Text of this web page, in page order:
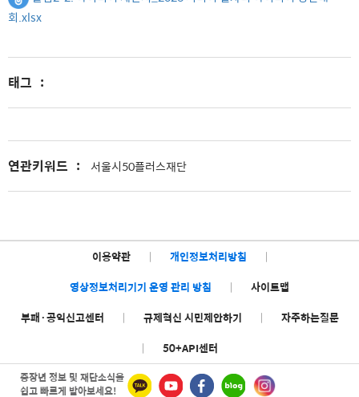
회.xlsx
태그 :
연관키워드 : 서울시50플러스재단
이용약관 | 개인정보처리방침
|
영상정보처리기기 운영 관리 방침
|
사이트맵
부패·공익신고센터
| 규제혁신 시민제안하기 |
자주하는질문
|
50+API센터
중장년 정보 및 재단소식을
쉽고 빠르게 받아보세요!